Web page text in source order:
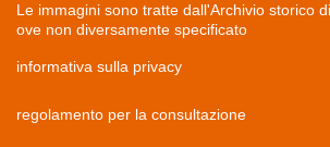
Le immagini sono tratte dall'Archivio storico
ove non diversamente specificato
informativa sulla privacy
regolamento per la consultazione